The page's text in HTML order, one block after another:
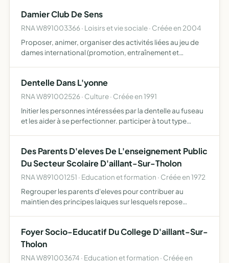
Damier Club De Sens
RNA W891003366 · Loisirs et vie sociale · Créée en 2004
Proposer, animer, organiser des activités liées au jeu de
dames international (promotion, entraînement et
Dentelle Dans L'yonne
RNA W891002526 · Culture · Créée en 1991
Initier les personnes intéressées par la dentelle au fuseau
et les aider à se perfectionner. participer à tout type
Des Parents D'eleves De L'enseignement Public
Du Secteur Scolaire D'aillant-Sur-Tholon
RNA W891001251 · Education et formation · Créée en 1972
Regrouper les parents d'eleves pour contribuer au
maintien des principes laiques sur lesquels repose
Foyer Socio-Educatif Du College D'aillant-Sur-
Tholon
RNA W891003674 · Education et formation · Créée en